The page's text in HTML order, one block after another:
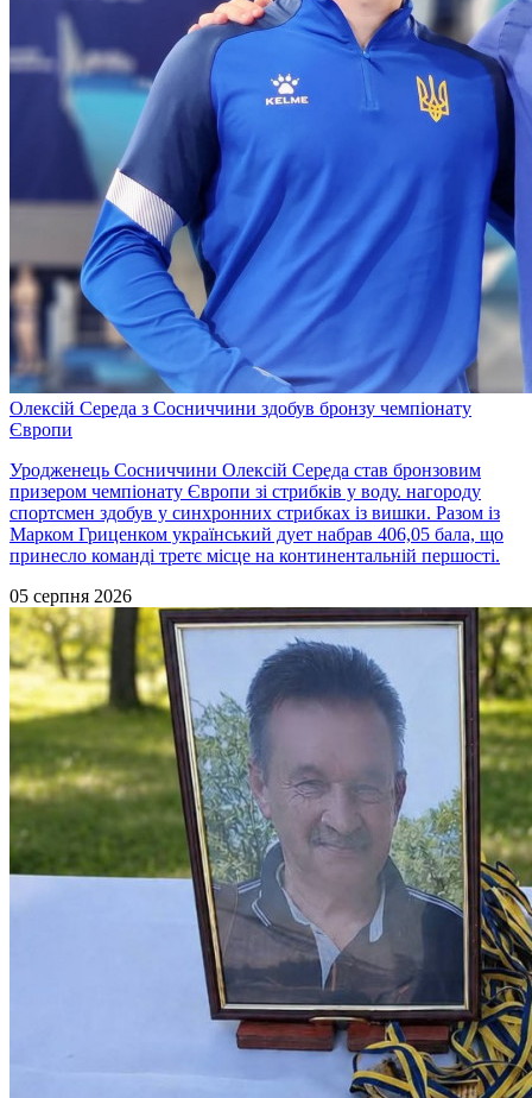
Олексій Середа з Сосниччини здобув бронзу чемпіонату
Європи
Уродженець Сосниччини Олексій Середа став бронзовим
призером чемпіонату Європи зі стрибків у воду. нагороду
спортсмен здобув у синхронних стрибках із вишки. Разом із
Марком Гриценком український дует набрав 406,05 бала, що
принесло команді третє місце на континентальній першості.
05 серпня 2026